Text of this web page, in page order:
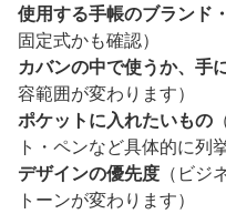
使用する手帳のブランド
固定式かも確認）
カバンの中で使うか、手
容範囲が変わります）
ポケットに入れたいもの
ト・ペンなど具体的に列
デザインの優先度 （ビ
トーンが変わります）